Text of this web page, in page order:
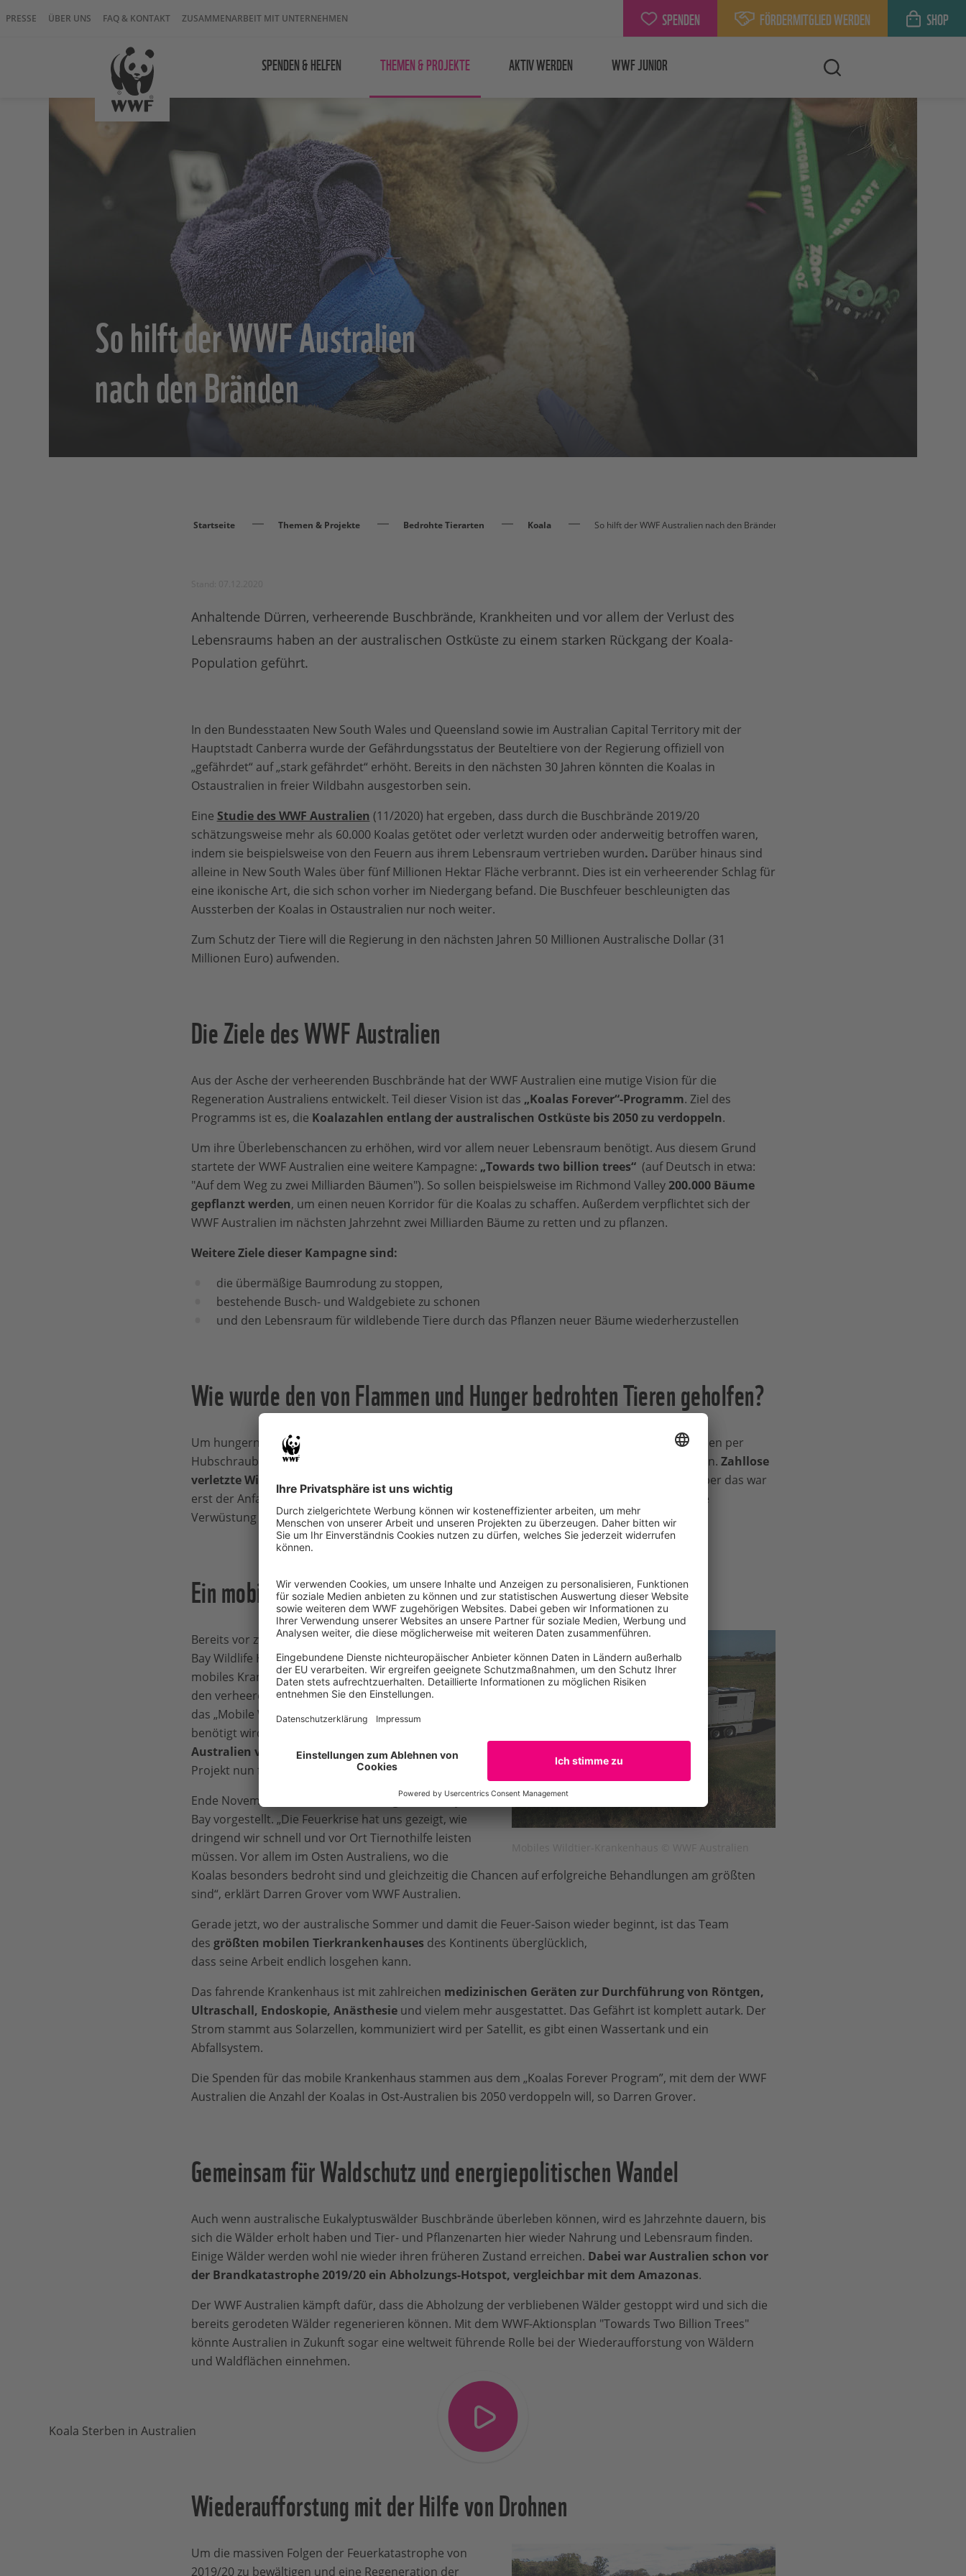
PRESSE ÜBER UNS FAQ & KONTAKT ZUSAMMENARBEIT MIT UNTERNEHMEN SPENDEN FÖRDERMITGLIED WERDEN SHOP
SPENDEN & HELFEN THEMEN & PROJEKTE AKTIV WERDEN WWF JUNIOR
So hilft der WWF Australien
nach den Bränden
Startseite Themen & Projekte Bedrohte Tierarten Koala So hilft der WWF Australien nach den Bränden
Anhaltende Dürren, verheerende Buschbrände, Krankheiten und vor allem der Verlust des
Lebensraums haben an der australischen Ostküste zu einem starken Rückgang der Koala-
Population geführt.
In den Bundesstaaten New South Wales und Queensland sowie im Australian Capital Territory mit der
Hauptstadt Canberra wurde der Gefährdungsstatus der Beuteltiere von der Regierung offiziell von
„gefährdet“ auf „stark gefährdet“ erhöht. Bereits in den nächsten 30 Jahren könnten die Koalas in
Ostaustralien in freier Wildbahn ausgestorben sein.
Eine Studie des WWF Australien (11/2020) hat ergeben, dass durch die Buschbrände 2019/20
schätzungsweise mehr als 60.000 Koalas getötet oder verletzt wurden oder anderweitig betroffen waren,
indem sie beispielsweise von den Feuern aus ihrem Lebensraum vertrieben wurden. Darüber hinaus sind
alleine in New South Wales über fünf Millionen Hektar Fläche verbrannt. Dies ist ein verheerender Schlag für
eine ikonische Art, die sich schon vorher im Niedergang befand. Die Buschfeuer beschleunigten das
Aussterben der Koalas in Ostaustralien nur noch weiter.
Zum Schutz der Tiere will die Regierung in den nächsten Jahren 50 Millionen Australische Dollar (31
Millionen Euro) aufwenden.
Die Ziele des WWF Australien
Aus der Asche der verheerenden Buschbrände hat der WWF Australien eine mutige Vision für die
Regeneration Australiens entwickelt. Teil dieser Vision ist das „Koalas Forever“-Programm. Ziel des
Programms ist es, die Koalazahlen entlang der australischen Ostküste bis 2050 zu verdoppeln.
Um ihre Überlebenschancen zu erhöhen, wird vor allem neuer Lebensraum benötigt. Aus diesem Grund
startete der WWF Australien eine weitere Kampagne: „Towards two billion trees“(auf Deutsch in etwa:
"Auf dem Weg zu zwei Milliarden Bäumen"). So sollen beispielsweise im Richmond Valley200.000 Bäume
gepflanzt werden, um einen neuen Korridor für die Koalas zu schaffen. Außerdem verpflichtet sich der
WWF Australien im nächsten Jahrzehnt zwei Milliarden Bäume zu retten und zu pflanzen.
Weitere Ziele dieser Kampagne sind:
die übermäßige Baumrodung zu stoppen,
bestehende Busch- und Waldgebiete zu schonen
und den Lebensraum für wildlebende Tiere durch das Pflanzen neuer Bäume wiederherzustellen
Wie wurde den von Flammen und Hunger bedrohten Tieren geholfen?
Um hungernde Säugetiere in besonders betroffenen Gebieten mit Nahrung zu versorgen, wurden per
Hubschrauber hunderttausende Möhren und Süßkartoffeln über den Nationalparks abgeworfen. Zahllose
verletzte Wildtiere wurden von Wildtierzentren aufgepäppelt und wieder ausgewildert.
"Aber das war
erst der Anfang", verspricht Dermot O'Gorman, Geschäftsführer des WWF Australien. "Denn die
Verwüstung ist beispiellos und die vor uns liegende Aufgabe immens."
Ein mobiles Wildtier-Krankenhaus auf Rädern
Bereits vor zwei Jahren hatte das Team vom „Byron
Bay Wildlife Hospital“ in Australien die Idee, ein
mobiles Krankenhaus zu entwickeln. Als es 2019/20 zu
den verheerenden Buschfeuern kam, war klar, dass
das „Mobile Wildlife Hospital“ dringender denn je
benötigt wird. Dank
Australien von über 150.000 Eurokonnte das
Projekt nun fertiggestellt werden.
Ende November 2020 wurde der riesige LKW in Byron
Bay vorgestellt. „Die Feuerkrise hat uns gezeigt, wie
dringend wir schnell und vor Ort Tiernothilfe leisten
müssen. Vor allem im Osten Australiens, wo die
Koalas besonders bedroht sind und gleichzeitig die Chancen auf erfolgreiche Behandlungen am größten
sind“, erklärt Darren Grover vom WWF Australien.
Gerade jetzt, wo der australische Sommer und damit die Feuer-Saison wieder beginnt, ist das Team
des größten mobilen Tierkrankenhauses des Kontinents überglücklich,
dass seine Arbeit endlich losgehen kann.
Das fahrende Krankenhaus ist mit zahlreichen medizinischen Geräten zur Durchführung von Röntgen,
Ultraschall, Endoskopie, Anästhesieund vielem mehr ausgestattet. Das Gefährt ist komplett autark. Der
Strom stammt aus Solarzellen, kommuniziert wird per Satellit, es gibt einen Wassertank und ein
Abfallsystem.
Die Spenden für das mobile Krankenhaus stammen aus dem „Koalas Forever Program”, mit dem der WWF
Australien die Anzahl der Koalas in Ost-Australien bis 2050 verdoppeln will, so Darren Grover.
Gemeinsam für Waldschutz und energiepolitischen Wandel
Auch wenn australische Eukalyptuswälder Buschbrände überleben können, wird es Jahrzehnte dauern, bis
sich die Wälder erholt haben und Tier- und Pflanzenarten hier wieder Nahrung und Lebensraum finden.
Einige Wälder werden wohl nie wieder ihren früheren Zustand erreichen. Dabei war Australien schon vor
der Brandkatastrophe 2019/20 ein Abholzungs-Hotspot, vergleichbar mit dem Amazonas.
Der WWF Australien kämpft dafür, dass die Abholzung der verbliebenen Wälder gestoppt wird und sich die
bereits gerodeten Wälder regenerieren können. Mit dem WWF-Aktionsplan "Towards Two Billion Trees"
könnte Australien in Zukunft sogar eine weltweit führende Rolle bei der Wiederaufforstung von Wäldern
und Waldflächen einnehmen.
Koala Sterben in Australien
Wiederaufforstung mit der Hilfe von Drohnen
Um die massiven Folgen der Feuerkatastrophe von
2019/20 zu bewältigen und eine Regeneration der